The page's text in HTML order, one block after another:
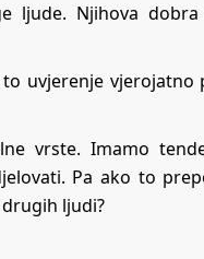
Njihova dobra
uvjerenje vjerojatno
vrste. Imamo
Pa ako to
ljudi?